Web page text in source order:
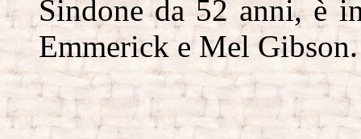
Sindone da 52 anni, è
Emmerick e Mel